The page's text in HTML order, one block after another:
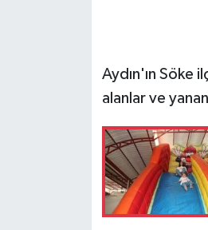
Aydın'ın Söke
alanlar ve
İş Dünyası